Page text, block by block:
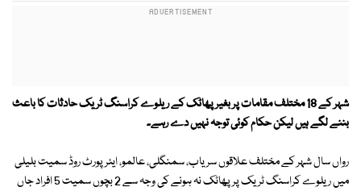
شہر كے 18 مختلف مقامات پر بغیر پھاٹک كے ریلوے كراسنگ ٹریک حادثات كا باعث
بننے لگے ہیں لیکن حکام کوئی توجہ نہیں دے رہے۔
رواں سال شہر كے مختلف علاقوں سریاب، سمنگلی، عالمو، ایئر پورٹ روڈ سمیت بلیلی
میں ریلوے كراسنگ ٹریک پر پھاٹک نہ ہونے كی وجہ سے 2 بچوں سمیت 5 افراد جاں